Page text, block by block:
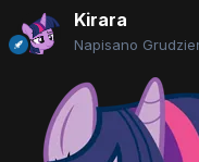
Kirara
Napisano